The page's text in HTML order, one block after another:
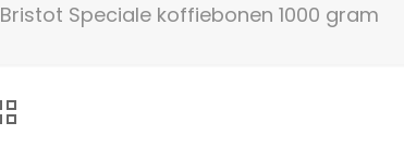
Bristot Speciale koffiebonen 1000 gram